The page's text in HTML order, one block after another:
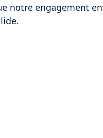
notre engagement